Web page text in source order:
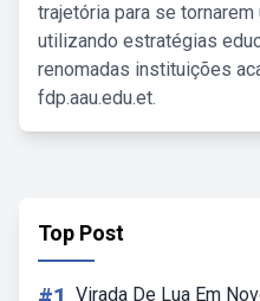
trajetória para se
utilizando estratégias
renomadas instituições
fdp.aau.edu.et.
Top Post
Virada De Lua Em